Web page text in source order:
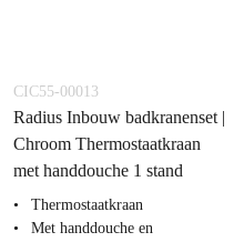
CIC55-00013
Radius Inbouw badkranenset |
Chroom Thermostaatkraan
met handdouche 1 stand
Thermostaatkraan
Met handdouche en